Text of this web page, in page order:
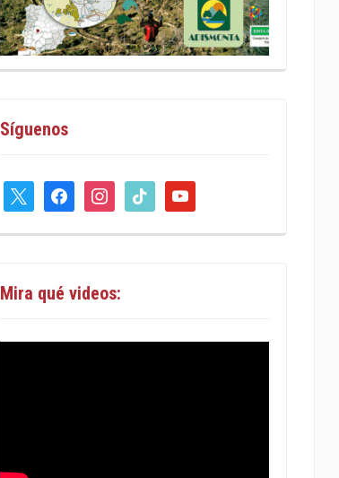
Síguenos
facebookinstagram
tiktok youtube
Mira qué videos: